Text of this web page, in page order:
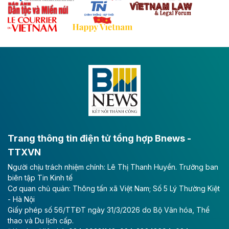
Theo baodautu.vn
Đề xuất đầu tư 11.500 tỷ đồng xây dựng cao
tốc CT.11 qua Ninh Bình
Đông A dài khoảng 25,1 km được kỳ vọng sẽ tạo động
lực phát triển kinh tế - xã hội khu vực phía Nam đồng
Long Thành
Tổng công ty Cảng hàng không Việt Nam - CTCP
(ACV) vừa lập kỷ lục mới về lợi nhuận trong quý
II/2026.
Theo baodautu.vn
Vinaconex lập đỉnh doanh thu
Trang thông tin điện tử tổng hợp Bnews -
TTXVN
Người chịu trách nhiệm chính: Lê Thị Thanh Huyền. Trưởng ban
biên tập Tin Kinh tế
Cơ quan chủ quản: Thông tấn xã Việt Nam; Số 5 Lý Thường Kiệt
- Hà Nội
Giấy phép số 56/TTĐT ngày 31/3/2026 do Bộ Văn hóa, Thể
thao và Du lịch cấp.